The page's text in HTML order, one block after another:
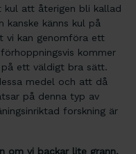
att återigen bli kallad
kanske känns kul på
vi kan genomföra ett
kommer
ett väldigt bra sätt.
medel och att då
på denna typ av
forskning är
om vi backar lite grann.